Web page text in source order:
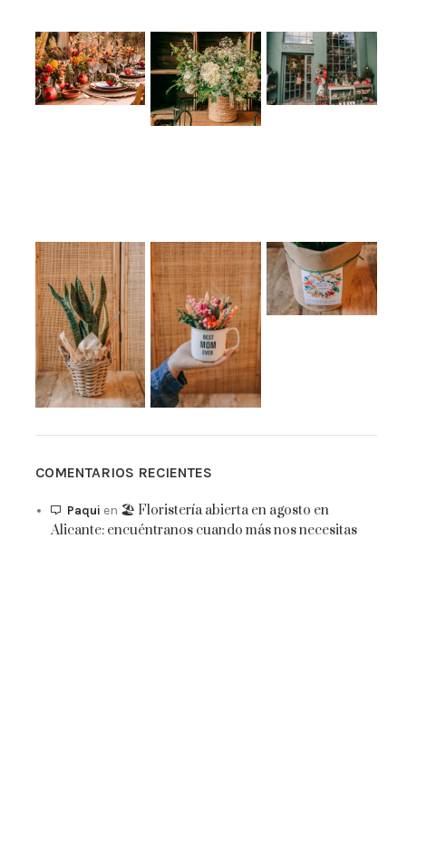
COMENTARIOS RECIENTES
Paqui en 🏖️ Floristería abierta en agosto en
Alicante: encuéntranos cuando más nos necesitas